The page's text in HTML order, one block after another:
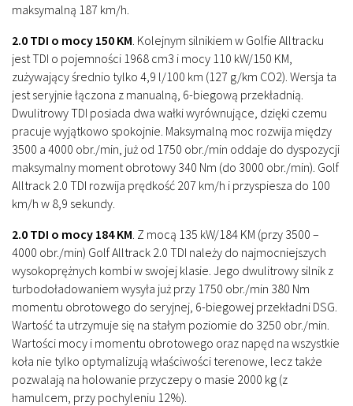
maksymalną 187 km/h.
2.0 TDI o mocy 150 KM Kolejnym silnikiem w Golfie Alltracku
jest TDI o pojemności 1968 cm3 i mocy 110 kW/150 KM,
zużywający średnio tylko 4,9 l/100 km (127 g/km CO2). Wersja ta
jest seryjnie łączona z manualną, 6-biegową przekładnią.
Dwulitrowy TDI posiada dwa wałki wyrównujące, dzięki czemu
pracuje wyjątkowo spokojnie. Maksymalną moc rozwija między
3500 a 4000 obr./min, już od 1750 obr./min oddaje do dyspozycji
maksymalny moment obrotowy 340 Nm (do 3000 obr./min). Golf
Alltrack 2.0 TDI rozwija prędkość 207 km/h i przyspiesza do 100
km/h w 8,9 sekundy.
2.0 TDI o mocy 184 KM Z mocą 135 kW/184 KM (przy 3500 –
4000 obr./min) Golf Alltrack 2.0 TDI należy do najmocniejszych
wysokoprężnych kombi w swojej klasie. Jego dwulitrowy silnik z
turbodoładowaniem wysyła już przy 1750 obr./min 380 Nm
momentu obrotowego do seryjnej, 6-biegowej przekładni DSG.
Wartość ta utrzymuje się na stałym poziomie do 3250 obr./min.
Wartości mocy i momentu obrotowego oraz napęd na wszystkie
koła nie tylko optymalizują właściwości terenowe, lecz także
pozwalają na holowanie przyczepy o masie 2000 kg (z
hamulcem, przy pochyleniu 12%).